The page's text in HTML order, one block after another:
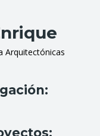
Arquitectónicas